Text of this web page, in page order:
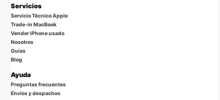
Servicios
Servicio Técnico Apple
Trade-in MacBook
Vender iPhone usado
Nosotros
Guías
Blog
Ayuda
Preguntas frecuentes
Envíos y despachos